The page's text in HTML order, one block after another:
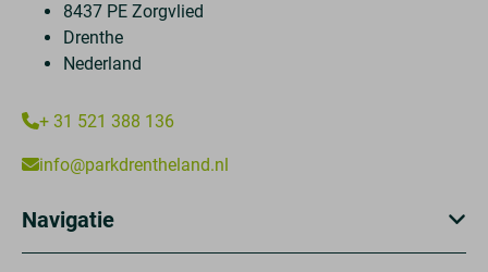
8437 PE Zorgvlied
Drenthe
Nederland
+ 31 521 388 136
info@parkdrentheland.nl
Navigatie